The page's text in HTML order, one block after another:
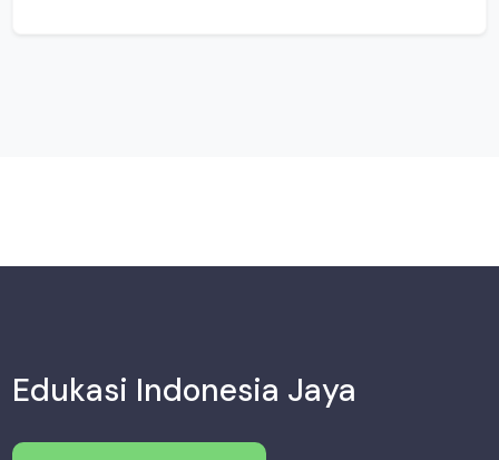
Edukasi Indonesia Jaya